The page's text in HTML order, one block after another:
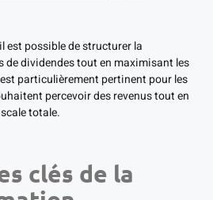
est possible de structurer la
de dividendes tout en maximisant les
particulièrement pertinent pour les
percevoir des revenus tout en
totale.
clés de la